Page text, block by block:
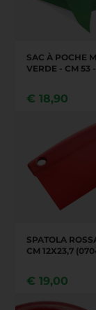
SAC À POCHE
€ 18,90
SPATOLA
CM 12X23,7
€ 19,00